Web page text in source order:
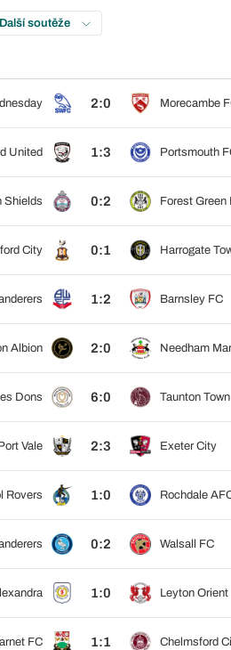
soutěže
2:0 Morecambe
United 1:3 Portsmouth
Shields 0:2 Forest Green
City 0:1 Harrogate
1:2 Barnsley FC
Albion 2:0 Needham
Dons 6:0 Taunton Town
Port Vale 2:3 Exeter City
Rovers 1:0 Rochdale
0:2 Walsall FC
1:0 Leyton Orient
FC 1:1 Chelmsford